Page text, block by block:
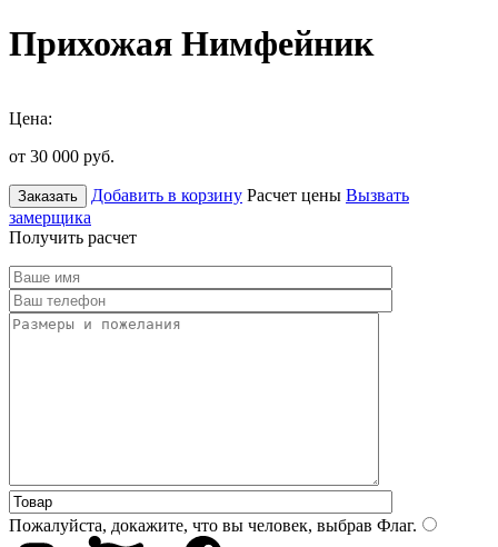
Прихожая Нимфейник
Цена:
от 30 000 руб.
Заказать Добавить в корзину Расчет цены Вызвать
замерщика
Получить расчет
Пожалуйста, докажите, что вы человек, выбрав Флаг.